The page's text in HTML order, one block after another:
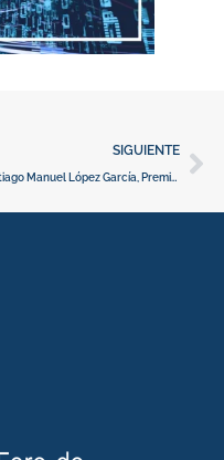
SIGUIENTE
Santiago Manuel López García, Premio Gloria Begué 2020 a la trayectoria de excelencia en la docencia